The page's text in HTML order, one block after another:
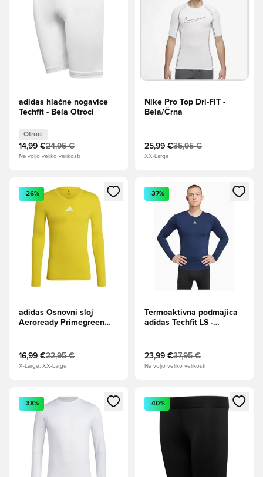
adidas hlačne nogavice
Techfit - Bela Otroci
Otroci
14,99 €24,95 €
Na voljo veliko velikosti
Nike Pro Top Dri-FIT -
Bela/Črna
25,99 €35,95 €
XX-Large
Odpre Modal za prijavo ali vpis kot član
-26%
adidas Osnovni sloj
Aeroready Primegreen
16,99 €22,95 €
X-Large, XX-Large
Odpre Modal za prijavo ali
-37%
Termoaktivna podmajica
adidas Techfit LS -
23,99 €37,95 €
Na voljo veliko velikosti
Odpre Modal za prijavo ali vpis kot član
-38%
Odpre Modal za prijavo ali
-40%